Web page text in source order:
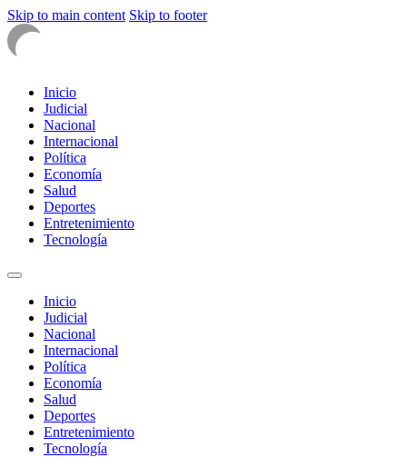
Skip to main content Skip to footer
Inicio
Judicial
Nacional
Internacional
Política
Economía
Salud
Deportes
Entretenimiento
Tecnología
Inicio
Judicial
Nacional
Internacional
Política
Economía
Salud
Deportes
Entretenimiento
Tecnología